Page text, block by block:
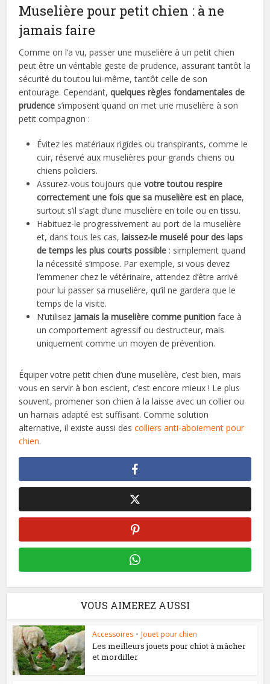
Muselière pour petit chien : à ne
jamais faire
Comme on l’a vu, passer une muselière à un petit chien
peut être un véritable geste de prudence, assurant tantôt la
sécurité du toutou lui-même, tantôt celle de son
entourage. Cependant,quelques règles fondamentales de
prudence s’imposent quand on met une muselière à son
petit compagnon :
Évitez les matériaux rigides ou transpirants, comme le
cuir, réservé aux muselières pour grands chiens ou
chiens policiers.
Assurez-vous toujours quevotre toutou respire
correctement une fois que sa muselière est en place,
surtout s’il s’agit d’une muselière en toile ou en tissu.
Habituez-le progressivement au port de la muselière
et, dans tous les cas,laissez-le muselé pour des laps
de temps les plus courts possible : simplement quand
la nécessité s’impose. Par exemple, si vous devez
l’emmener chez le vétérinaire, attendez d’être arrivé
pour lui passer sa muselière, qu’il ne gardera que le
temps de la visite.
N’utilisez jamais la muselière comme punition face à
un comportement agressif ou destructeur, mais
uniquement comme un moyen de prévention.
Équiper votre petit chien d’une muselière, c’est bien, mais
vous en servir à bon escient, c’est encore mieux ! Le plus
souvent, promener son chien à la laisse avec un collier ou
un harnais adapté est suffisant. Comme solution
alternative, il existe aussi descolliers anti-aboiement pour
chien.
VOUS AIMEREZ AUSSI
Accessoires • Jouet pour chien
Les meilleurs jouets pour chiot à mâcher
et mordiller